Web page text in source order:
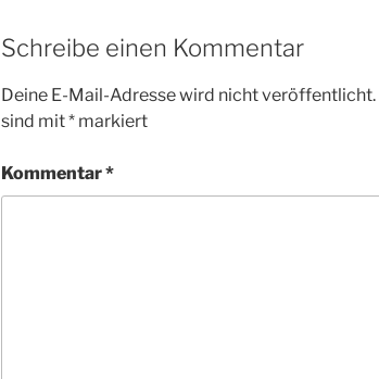
Schreibe einen Kommentar
Deine E-Mail-Adresse wird nicht veröffentlicht.
sind mit* markiert
Kommentar*